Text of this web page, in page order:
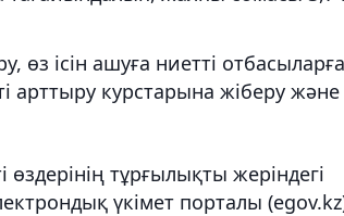
ісін ашуға ниетті отбасыларға
арттыру курстарына жіберу және
өздерінің тұрғылықты жеріндегі
үкімет порталы